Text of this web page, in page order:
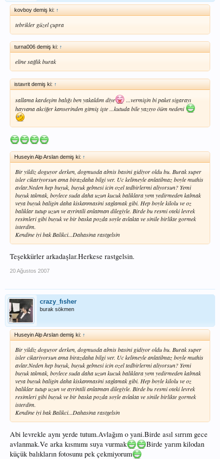
kovboy demiş ki: ↑
tebrikler güzel çupra
turna006 demiş ki: ↑
eline sağlik burak
istavrit demiş ki: ↑
sallama kardeşim balığı ben yakaldım diye
...vermişin bi paket sigarayı
hayvana akciğer kanserinden gitmiş işte ...kutuda bile yazıyo öüm nedeni
Huseyin Alp Arslan demiş ki: ↑
Bir yildiz doguyor derken, dogmusda almis basini gidiyor oldu bu. Burak super
isler cikariyorsun ama birazdaha bilgi ver. Uc kelimeyle anlatilmaz boyle muthis
avlar.Neden hep buyuk, buyuk gelmesi icin ozel tedbirlermi aliyorsun? Yemi
buyuk takmak, boylece suda daha uzun kucuk baliklara yem yedirmeden kalmak
veya buyuk baligin daha kiskanmasini saglamak gibi. Hep boyle kilolu ve oz
baliklar tutup uzun ve ayrintili anlatman dilegiyle. Birde bu resmi oteki levrek
resimleri gibi buyuk ve bir baska pozda soyle avlakta ve sinile birlikte gormek
isterdim.
Kendine iyi bak Balikci...Dahasina rastgelsin
Teşekkürler arkadaşlar.Herkese rastgelsin.
20 Ağustos 2007
crazy_fısher
burak sökmen
Huseyin Alp Arslan demiş ki: ↑
Bir yildiz doguyor derken, dogmusda almis basini gidiyor oldu bu. Burak super
isler cikariyorsun ama birazdaha bilgi ver. Uc kelimeyle anlatilmaz boyle muthis
avlar.Neden hep buyuk, buyuk gelmesi icin ozel tedbirlermi aliyorsun? Yemi
buyuk takmak, boylece suda daha uzun kucuk baliklara yem yedirmeden kalmak
veya buyuk baligin daha kiskanmasini saglamak gibi. Hep boyle kilolu ve oz
baliklar tutup uzun ve ayrintili anlatman dilegiyle. Birde bu resmi oteki levrek
resimleri gibi buyuk ve bir baska pozda soyle avlakta ve sinile birlikte gormek
isterdim.
Kendine iyi bak Balikci...Dahasina rastgelsin
Abi levrekle aynı yerde tutum.Avlağım o yani.Birde asıl sırrım gece
avlanmak.Ve arka kısmımı suya vurmak
Birde yarım kilodan
küçük balıkların fotosunu pek çekmiyorum